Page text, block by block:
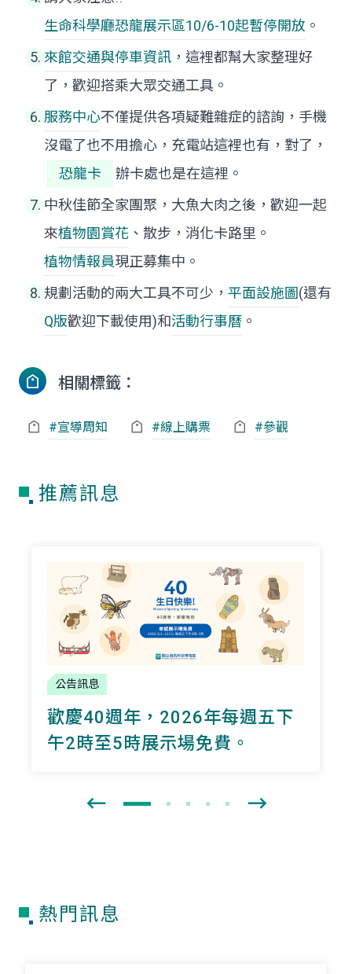
生命科學廳恐龍展示區10/6-10起暫停開放 。
來館交通與停車資訊 ，這裡都幫大家整理好
了，歡迎搭乘大眾交通工具。
服務中心不僅提供各項疑難雜症的諮詢，手機
沒電了也不用擔心，充電站這裡也有，對了，
恐龍卡
辦卡處也是在這裡。
中秋佳節全家團聚，大魚大肉之後，歡迎一起
來植物園賞花 、散步，消化卡路里。
植物情報員現正募集中。
規劃活動的兩大工具不可少， 平面設施圖(還有
Q版歡迎下載使用)和活動行事曆 。
相關標籤：
#宣導周知 #線上購票 #參觀
推薦訊息
公告訊息
歡慶40週年，2026年每週五下
午2時至5時展示場免費。
熱門訊息